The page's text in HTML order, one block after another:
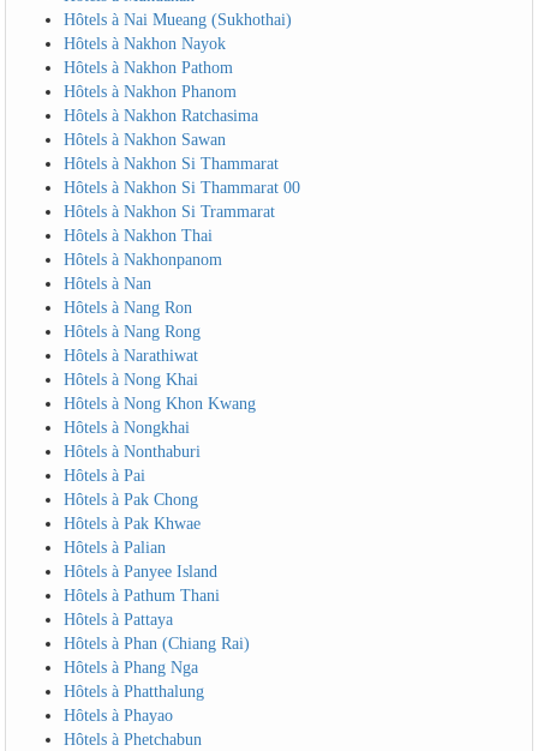
Hôtels à Nai Mueang (Sukhothai)
Hôtels à Nakhon Nayok
Hôtels à Nakhon Pathom
Hôtels à Nakhon Phanom
Hôtels à Nakhon Ratchasima
Hôtels à Nakhon Sawan
Hôtels à Nakhon Si Thammarat
Hôtels à Nakhon Si Thammarat 00
Hôtels à Nakhon Si Trammarat
Hôtels à Nakhon Thai
Hôtels à Nakhonpanom
Hôtels à Nan
Hôtels à Nang Ron
Hôtels à Nang Rong
Hôtels à Narathiwat
Hôtels à Nong Khai
Hôtels à Nong Khon Kwang
Hôtels à Nongkhai
Hôtels à Nonthaburi
Hôtels à Pai
Hôtels à Pak Chong
Hôtels à Pak Khwae
Hôtels à Palian
Hôtels à Panyee Island
Hôtels à Pathum Thani
Hôtels à Pattaya
Hôtels à Phan (Chiang Rai)
Hôtels à Phang Nga
Hôtels à Phatthalung
Hôtels à Phayao
Hôtels à Phetchabun